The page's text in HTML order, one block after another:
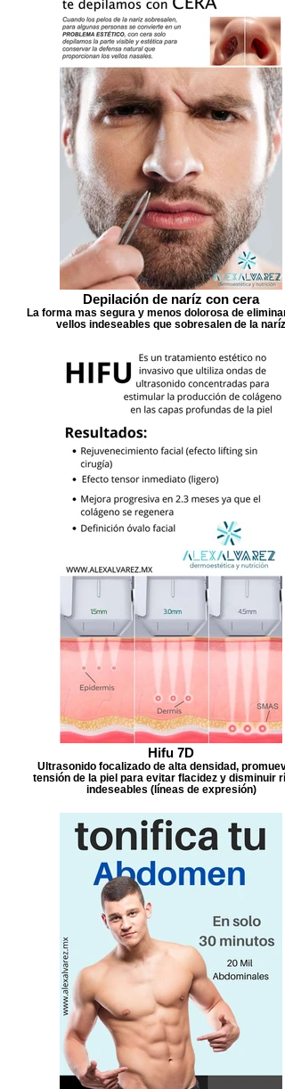
Depilación de naríz con cera
La forma mas segura y menos dolorosa de eliminar
vellos indeseables que sobresalen de la naríz
Hifu 7D
Ultrasonido focalizado de alta densidad,
tensión de la piel para evitar flacidez y disminuir
indeseables (líneas de expresión)